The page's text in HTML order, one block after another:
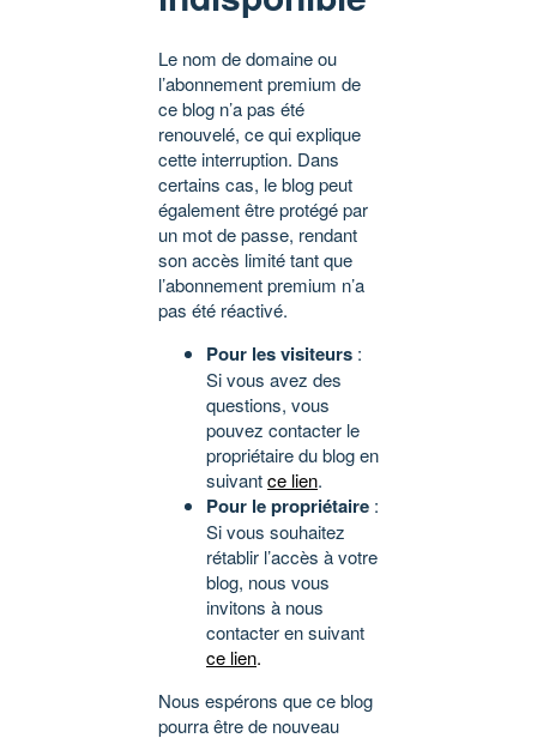
Le nom de domaine ou
l’abonnement premium de
ce blog n’a pas été
renouvelé, ce qui explique
cette interruption. Dans
certains cas, le blog peut
également être protégé par
un mot de passe, rendant
son accès limité tant que
l’abonnement premium n’a
pas été réactivé.
Pour les visiteurs :
Si vous avez des
questions, vous
pouvez contacter le
propriétaire du blog en
suivantce lien.
Pour le propriétaire :
Si vous souhaitez
rétablir l’accès à votre
blog, nous vous
invitons à nous
contacter en suivant
ce lien.
Nous espérons que ce blog
pourra être de nouveau